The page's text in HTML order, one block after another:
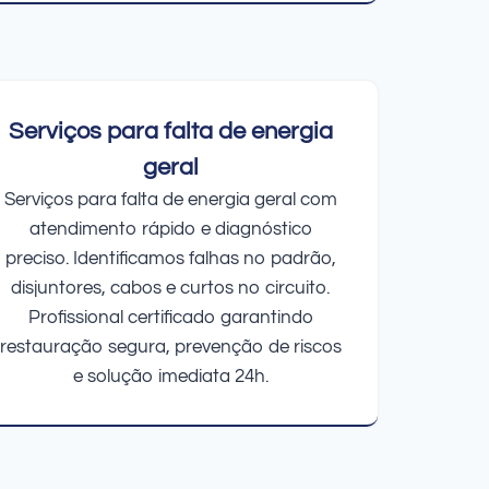
Serviços para falta de energia
geral
Serviços para falta de energia geral com
atendimento rápido e diagnóstico
preciso. Identificamos falhas no padrão,
disjuntores, cabos e curtos no circuito.
Profissional certificado garantindo
restauração segura, prevenção de riscos
e solução imediata 24h.